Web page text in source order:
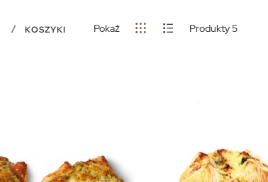
KOSZYKI Pokaż Produkty 5